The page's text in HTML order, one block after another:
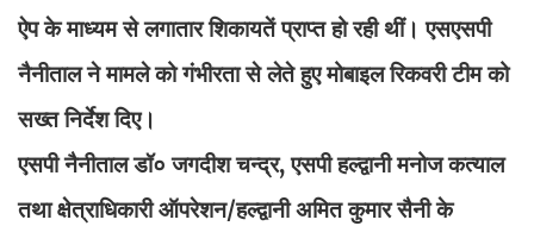
ऐप के माध्यम से लगातार शिकायतें प्राप्त हो रही थीं। एसएसपी
नैनीताल ने मामले को गंभीरता से लेते हुए मोबाइल रिकवरी टीम को
सख्त निर्देश दिए।
एसपी नैनीताल डॉ० जगदीश चन्द्र, एसपी हल्द्वानी मनोज कत्याल
तथा क्षेत्राधिकारी ऑपरेशन/हल्द्वानी अमित कुमार सैनी के